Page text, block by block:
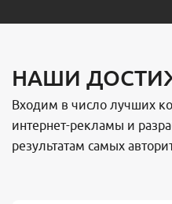
НАШИ
Входим в число лучших
интернет-рекламы и
результатам самых